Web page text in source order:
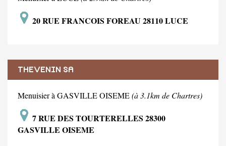
20 RUE FRANCOIS FOREAU 28110 LUCE
THEVENIN SA
Menuisier à GASVILLE OISEME(à 3.1km de Chartres)
7 RUE DES TOURTERELLES 28300
GASVILLE OISEME